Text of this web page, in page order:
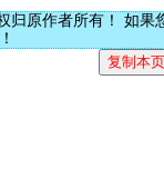
原作者所有！ 如果